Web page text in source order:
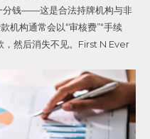
分钱——这是合法持牌机构与非
机构通常会以“审核费”“手续
，然后消失不见。First N Ever